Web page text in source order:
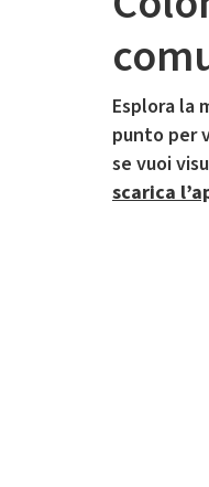
Esplora la
punto per
se vuoi
scarica